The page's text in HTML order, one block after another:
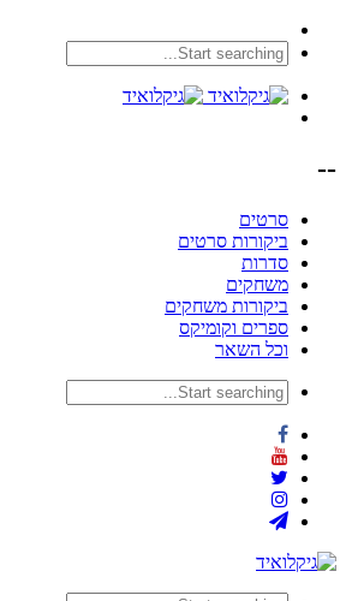
--
סרטים
ביקורות סרטים
סדרות
משחקים
ביקורות משחקים
ספרים וקומיקס
וכל השאר